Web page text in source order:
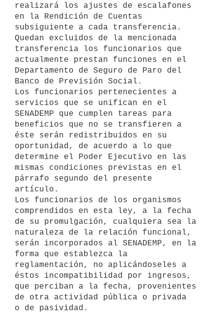
realizará los ajustes de escalafones
en la Rendición de Cuentas
subsiguiente a cada transferencia.
Quedan excluidos de la mencionada
transferencia los funcionarios que
actualmente prestan funciones en el
Departamento de Seguro de Paro del
Banco de Previsión Social.
Los funcionarios pertenecientes a
servicios que se unifican en el
SENADEMP que cumplen tareas para
beneficios que no se transfieren a
éste serán redistribuidos en su
oportunidad, de acuerdo a lo que
determine el Poder Ejecutivo en las
mismas condiciones previstas en el
párrafo segundo del presente
artículo.
Los funcionarios de los organismos
comprendidos en esta ley, a la fecha
de su promulgación, cualquiera sea la
naturaleza de la relación funcional,
serán incorporados al SENADEMP, en la
forma que establezca la
reglamentación, no aplicándoseles a
éstos incompatibilidad por ingresos,
que perciban a la fecha, provenientes
de otra actividad pública o privada
o de pasividad.